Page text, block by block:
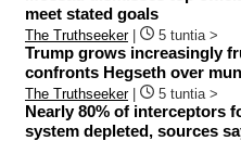
meet stated goals
The Truthseeker| 5 tuntia >
Trump grows increasingly
confronts Hegseth over
The Truthseeker| 5 tuntia >
Nearly 80% of interceptors
system depleted, sources